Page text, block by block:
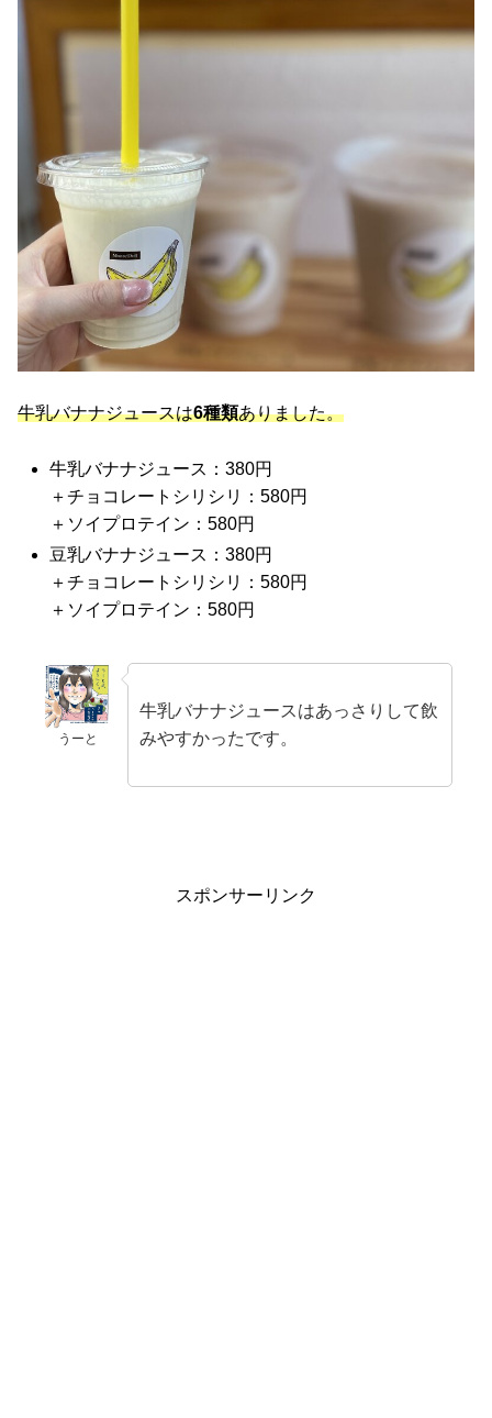
牛乳バナナジュースは6種類ありました。
牛乳バナナジュース：380円
＋チョコレートシリシリ：580円
＋ソイプロテイン：580円
豆乳バナナジュース：380円
＋チョコレートシリシリ：580円
＋ソイプロテイン：580円
うーと
牛乳バナナジュースはあっさりして飲
みやすかったです。
スポンサーリンク